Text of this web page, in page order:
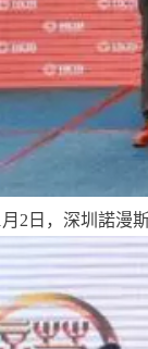
月 2 日，深圳諾漫